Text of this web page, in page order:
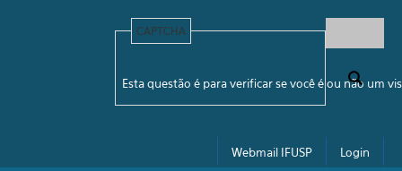
Formulário de busca
CAPTCHA
Esta questão é para verificar se você é ou não um
Webmail IFUSP Login